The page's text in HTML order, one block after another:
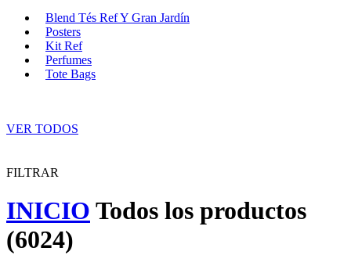
Blend Tés Ref Y Gran Jardín
Posters
Kit Ref
Perfumes
Tote Bags
VER TODOS
FILTRAR
INICIO Todos los productos
(6024)